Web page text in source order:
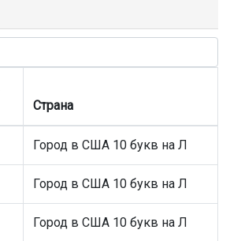
Страна
Город в США 10 букв на Л
Город в США 10 букв на Л
Город в США 10 букв на Л